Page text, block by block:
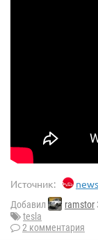
Источник:
Добавил ramstor
tesla
2 комментария